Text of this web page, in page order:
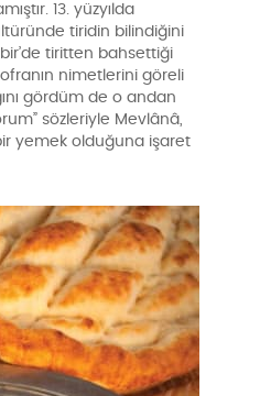
13. yüzyılda
tiridin bilindiğini
tiritten bahsettiği
nimetlerini göreli
gördüm de o andan
sözleriyle Mevlânâ,
yemek olduğuna işaret